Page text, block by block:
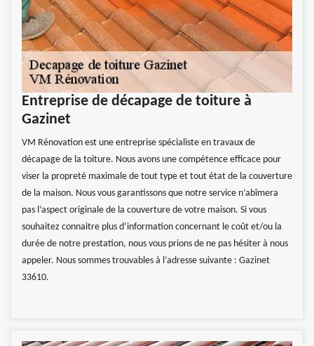
Entreprise de décapage de toiture à
Gazinet
VM Rénovation est une entreprise spécialiste en travaux de
décapage de la toiture. Nous avons une compétence efficace pour
viser la propreté maximale de tout type et tout état de la couverture
de la maison. Nous vous garantissons que notre service n’abîmera
pas l’aspect originale de la couverture de votre maison. Si vous
souhaitez connaitre plus d’information concernant le coût et/ou la
durée de notre prestation, nous vous prions de ne pas hésiter à nous
appeler. Nous sommes trouvables à l’adresse suivante : Gazinet
33610.